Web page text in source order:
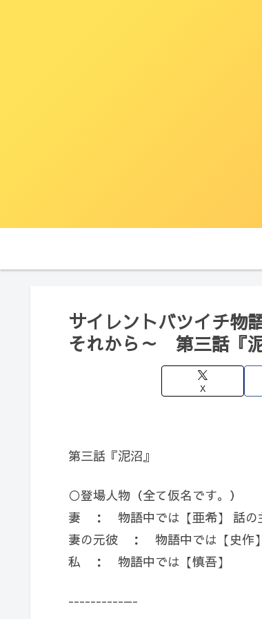
サイレントバツイチ物
それから～ 第三話『泥
X
第三話『泥沼』
○登場人物（全て仮名です。）
妻 ： 物語中では【亜希】 話の
妻の元彼 ： 物語中では【史作】
私 ： 物語中では【慎吾】
----------—-